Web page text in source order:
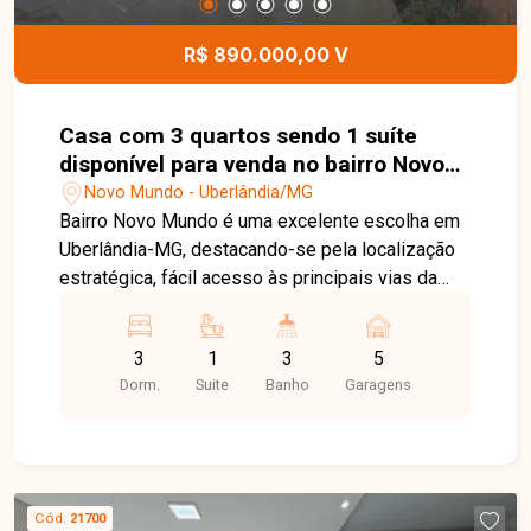
oportunidade para quem busca um imóvel
moderno, espaçoso e bem localizado em
Uberlândia. Entre em contato para mais
todos os detalhes deste incrível imóvel.
R$ 890.000,00 V
Casa com 3 quartos sendo 1 suíte
disponível para venda no bairro Novo
Mundo em Uberlândia-MG
Novo Mundo - Uberlândia/MG
Bairro Novo Mundo é uma excelente escolha em
Uberlândia-MG, destacando-se pela localização
estratégica, fácil acesso às principais vias da
opções de lazer. A região oferece segurança,
conforto e qualidade de vida para toda a família.
Casa com área construída de 215,98 m² em
2 duchas), banheiro social, cozinha com armários
3
Dorm.
1
Suite
3
Banho
5
Garagens
Cód. 21700